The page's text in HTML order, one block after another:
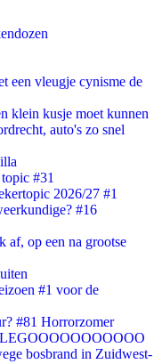
een vleugje cynisme de
klein kusje moet kunnen
auto's zo snel
#31
2026/27 #1
#16
af, op een na grootse
#1 voor de
#81 Horrorzomer
bosbrand in Zuidwest-